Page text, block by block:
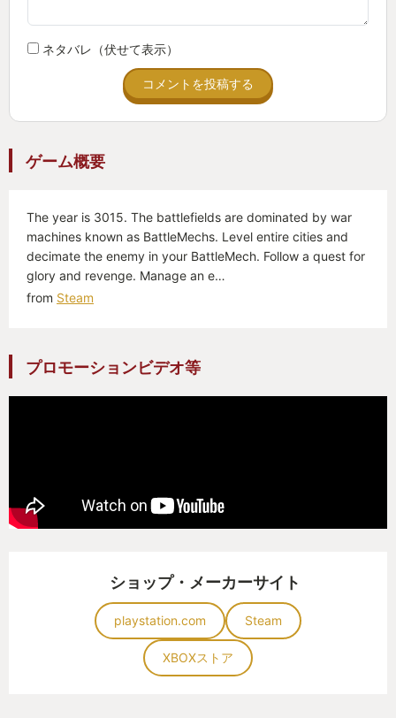
らない事態が発生したのではないか。当時は今のよ
うな優れた翻訳AIは存在せず、当時も今のように私
の英語力はゴミカスだった。配布サイトの記事を理
解できなかった私には事情を知る術はなかった。
そして長い沈黙が訪れた。10年以上にわたり、メッ
クウォーリアの新作の名を聞くことはなかった。私
「MadCat」がヒロキくんの最推し「TimberWolf」
の別名であることと、強敵「Thor」がヒロキくんの
推し「Summoner」の別名であることを突き止める
ことだけだった。過去と現在が繋がり――そして途
🤖🤖🤖再会🤖🤖🤖
MechWarrior5。
き刺さった。何度も目をこすり頬をつねった後、私
は自分が奇跡を目にしていることを理解した。前作
メックウォーリア4の発売から実に20年目のことで
ネタバレ（伏せて表示）
コメントを投稿する
ゲーム概要
The year is 3015. The battlefields are dominated by war
machines known as BattleMechs. Level entire cities and
decimate the enemy in your BattleMech. Follow a quest for
glory and revenge. Manage an e…
from Steam
プロモーションビデオ等
ショップ・メーカーサイト
playstation.com Steam
XBOXストア